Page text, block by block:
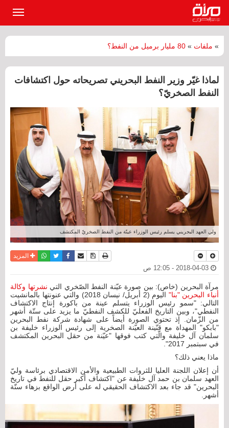
» ملفات » 80 مليار برميل من النفط؟
‏لماذا غيّر وزير النفط البحريني تصريحاته حول اكتشافات
النفط الصخريّ؟
ولي العهد البحريني يسلم رئيس الوزراء عينّة من النفط الصخريّ المكتشف
نسخة للطباعة
حفظ الموضوع
أرسل الى صديق
فيسبوكتويترواتسابالمزيد
مرآة البحرين (خاص): بين صورة عيّنة النفط الصّخري التي نشرتها وكالة
أنباء البحرين "بنا"
اليوم (2 أبريل/ نيسان 2018) والتي عنونتها بالمانشيت
التالي: "سمو رئيس الوزراء يتسلم عينة من باكورة إنتاج الاكتشاف
النفطي‎"، وبين التاريخ الفعليّ للكشف النفطيّ ما يزيد على ستّة أشهر
من الزّمان. إذ تحتوي الصورة أيضاً على شهادة شركة نفط البحرين
"بابكو" المهداة مع قنّينة العيّنة الصخرية إلى رئيس الوزراء خليفة بن
سلمان آل خليفة والّتي كتب فوقها "عيّنة من حقل البحرين المكتشف
في سبتمبر 2017".
ماذا يعني ذلك؟
أن إعلان اللجنة العليا للثروات الطبيعية والأمن الاقتصادي برئاسة وليّ
العهد سلمان بن حمد آل خليفة عن "اكتشاف أكبر حقل للنفط في تاريخ
البحرين" قد جاء بعد الاكتشاف الحقيقي له على أرض الواقع بزهاء ستّة
أشهر.